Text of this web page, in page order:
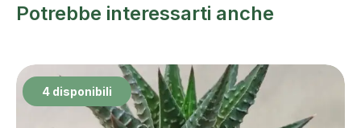
Potrebbe interessarti anche
4 disponibili